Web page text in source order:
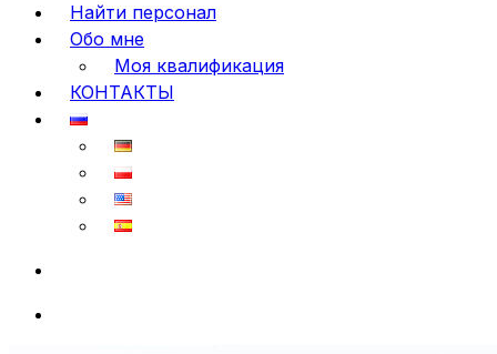
Найти персонал
Обо мне
Моя квалификация
КОНТАКТЫ